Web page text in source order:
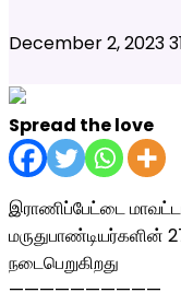
December 2, 2023
Spread the love
இராணிப்பேட்டை
மருதுபாண்டியர்களின்
நடைபெறுகிறது
——————————